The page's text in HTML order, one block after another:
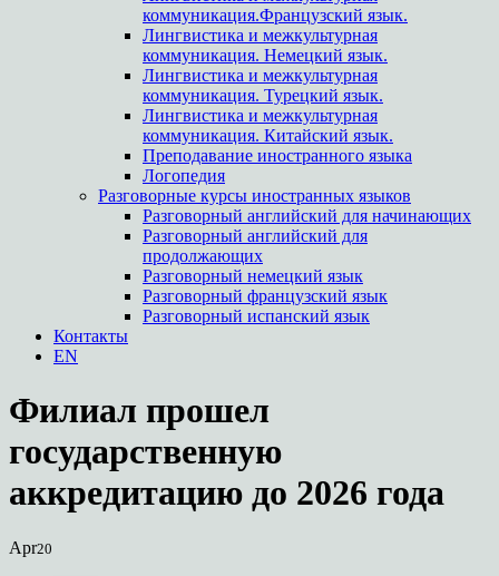
коммуникация.Французский язык.
Лингвистика и межкультурная
коммуникация. Немецкий язык.
Лингвистика и межкультурная
коммуникация. Турецкий язык.
Лингвистика и межкультурная
коммуникация. Китайский язык.
Преподавание иностранного языка
Логопедия
Разговорные курсы иностранных языков
Разговорный английский для начинающих
Разговорный английский для
продолжающих
Разговорный немецкий язык
Разговорный французский язык
Разговорный испанский язык
Контакты
EN
Филиал прошел
государственную
аккредитацию до 2026 года
Apr20